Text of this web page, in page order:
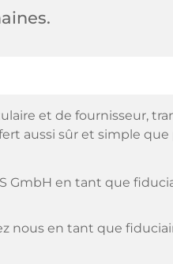
et de fournisseur,
aussi sûr et simple
GmbH en tant que
nous en tant que